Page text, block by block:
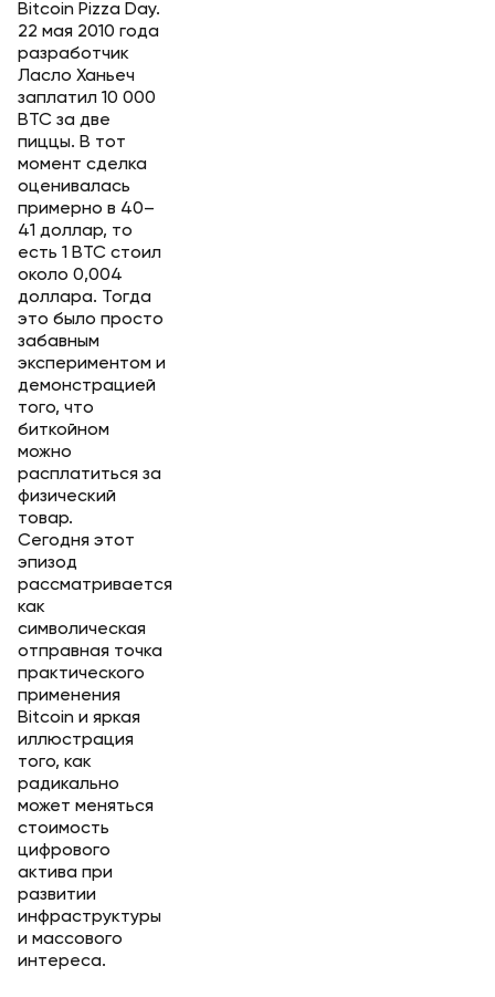
Bitcoin Pizza Day.
22 мая 2010 года
разработчик
Ласло Ханьеч
заплатил 10 000
BTC за две
пиццы. В тот
момент сделка
оценивалась
примерно в 40–
41 доллар, то
есть 1 BTC стоил
около 0,004
доллара. Тогда
это было просто
забавным
экспериментом и
демонстрацией
того, что
биткойном
можно
расплатиться за
физический
товар.
Сегодня этот
эпизод
рассматривается
как
символическая
отправная точка
практического
применения
Bitcoin и яркая
иллюстрация
того, как
радикально
может меняться
стоимость
цифрового
актива при
развитии
инфраструктуры
и массового
интереса.